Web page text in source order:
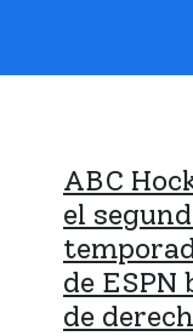
ABC
el
de ESPN
de